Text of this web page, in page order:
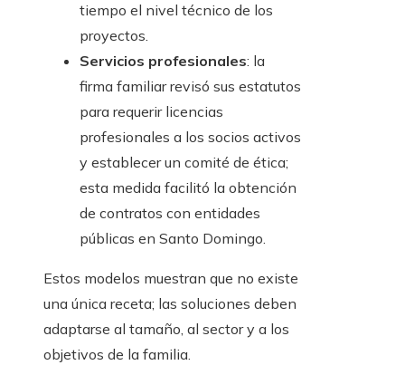
tiempo el nivel técnico de los
proyectos.
Servicios profesionales: la
firma familiar revisó sus estatutos
para requerir licencias
profesionales a los socios activos
y establecer un comité de ética;
esta medida facilitó la obtención
de contratos con entidades
públicas en Santo Domingo.
Estos modelos muestran que no existe
una única receta; las soluciones deben
adaptarse al tamaño, al sector y a los
objetivos de la familia.